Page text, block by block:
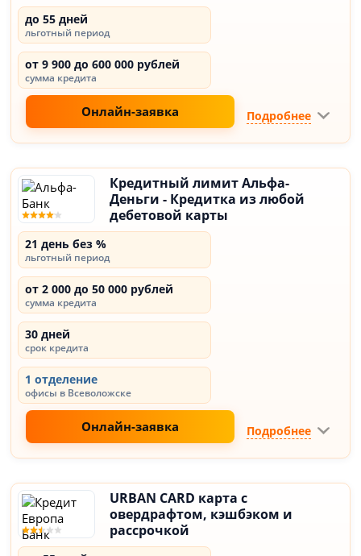
до 55 дней
льготный период
от 9 900 до 600 000 рублей
сумма кредита
Онлайн-заявка Подробнее
Кредитный лимит Альфа-
Деньги - Кредитка из любой
дебетовой карты
21 день без %
льготный период
от 2 000 до 50 000 рублей
сумма кредита
30 дней
срок кредита
1 отделение
офисы в Всеволожске
Онлайн-заявка Подробнее
URBAN CARD карта с
овердрафтом, кэшбэком и
рассрочкой